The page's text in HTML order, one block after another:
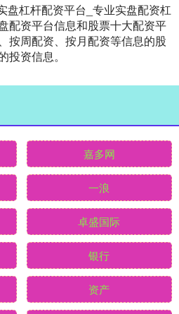
盘杠杆配资平台_专业实盘配资杠
配资平台信息和股票十大配资平
按周配资、按月配资等信息的股
投资信息。
嘉多网
一浪
卓盛国际
银行
资产